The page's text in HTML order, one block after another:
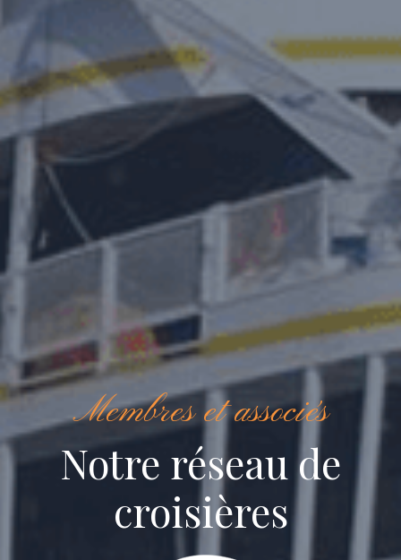
Membres et associés
Notre réseau de
croisières